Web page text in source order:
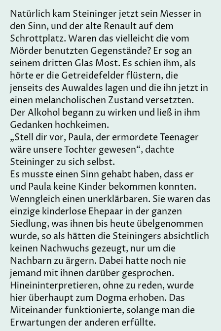
Natürlich kam Steininger jetzt sein Messer in
den Sinn, und der alte Renault auf dem
Schrottplatz. Waren das vielleicht die vom
Mörder benutzten Gegenstände? Er sog an
seinem dritten Glas Most. Es schien ihm, als
hörte er die Getreidefelder flüstern, die
jenseits des Auwaldes lagen und die ihn jetzt in
einen melancholischen Zustand versetzten.
Der Alkohol begann zu wirken und ließ in ihm
Gedanken hochkeimen.
„Stell dir vor, Paula, der ermordete Teenager
wäre unsere Tochter gewesen“, dachte
Steininger zu sich selbst.
Es musste einen Sinn gehabt haben, dass er
und Paula keine Kinder bekommen konnten.
Wenngleich einen unerklärbaren. Sie waren das
einzige kinderlose Ehepaar in der ganzen
Siedlung, was ihnen bis heute übelgenommen
wurde, so als hätten die Steiningers absichtlich
keinen Nachwuchs gezeugt, nur um die
Nachbarn zu ärgern. Dabei hatte noch nie
jemand mit ihnen darüber gesprochen.
Hineininterpretieren, ohne zu reden, wurde
hier überhaupt zum Dogma erhoben. Das
Miteinander funktionierte, solange man die
Erwartungen der anderen erfüllte.